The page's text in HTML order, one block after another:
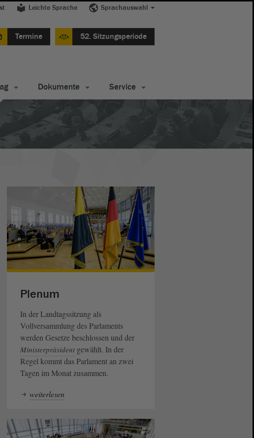
Leichte Sprache Sprachauswahl
Termine 52. Sitzungsperiode
Dokumente Service
Plenum
In der Landtagssitzung als
Vollversammlung des Parlaments
werden Gesetze beschlossen und der
Ministerpräsidentgewählt. In der
Regel kommt das Parlament an zwei
Tagen im Monat zusammen.
weiterlesen